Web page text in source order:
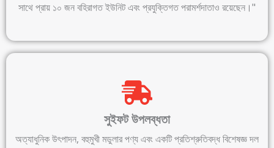
সাথে প্রায় ১০ জন বহিরাগত ইউনিট এবং প্রযুক্তিগত পরামর্শদাতাও রয়েছেন।"
সুইফট উপলব্ধতা
অত্যাধুনিক উৎপাদন, বহুমুখী মডুলার পণ্য এবং একটি প্রতিশ্রুতিবদ্ধ বিশেষজ্ঞ দল